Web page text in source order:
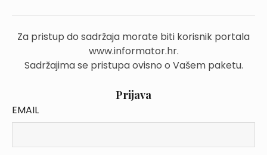
Za pristup do sadržaja morate biti korisnik portala
www.informator.hr.
Sadržajima se pristupa ovisno o Vašem paketu.
Prijava
EMAIL